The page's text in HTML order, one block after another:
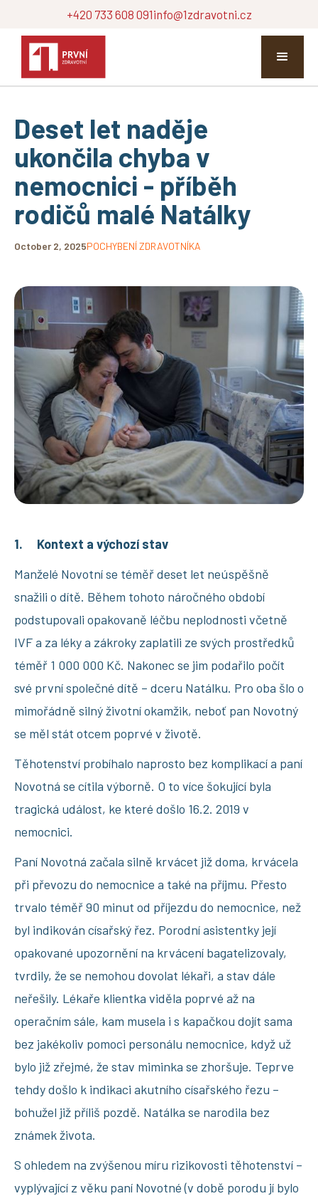
+420 733 608 091info@1zdravotni.cz
Deset let naděje
ukončila chyba v
nemocnici - příběh
rodičů malé Natálky
October 2, 2025POCHYBENÍ ZDRAVOTNÍKA
1. Kontext a výchozí stav
Manželé Novotní se téměř deset let neúspěšně
snažili o dítě. Během tohoto náročného období
podstupovali opakovaně léčbu neplodnosti včetně
IVF a za léky a zákroky zaplatili ze svých prostředků
téměř 1 000 000 Kč. Nakonec se jim podařilo počít
své první společné dítě – dceru Natálku. Pro oba šlo o
mimořádně silný životní okamžik, neboť pan Novotný
se měl stát otcem poprvé v životě.
Těhotenství probíhalo naprosto bez komplikací a paní
Novotná se cítila výborně. O to více šokující byla
tragická událost, ke které došlo 16.2. 2019 v
nemocnici.
Paní Novotná začala silně krvácet již doma, krvácela
při převozu do nemocnice a také na příjmu. Přesto
trvalo téměř 90 minut od příjezdu do nemocnice, než
byl indikován císařský řez. Porodní asistentky její
opakované upozornění na krvácení bagatelizovaly,
tvrdily, že se nemohou dovolat lékaři, a stav dále
neřešily. Lékaře klientka viděla poprvé až na
operačním sále, kam musela i s kapačkou dojít sama
bez jakékoliv pomoci personálu nemocnice, když už
bylo již zřejmé, že stav miminka se zhoršuje. Teprve
tehdy došlo k indikaci akutního císařského řezu –
bohužel již příliš pozdě. Natálka se narodila bez
známek života.
S ohledem na zvýšenou míru rizikovosti těhotenství –
vyplývající z věku paní Novotné (v době porodu jí bylo